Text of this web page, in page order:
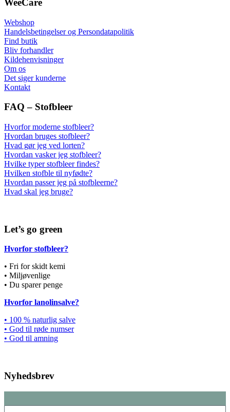
WeeCare
Webshop
Handelsbetingelser og Persondatapolitik
Find butik
Bliv forhandler
Kildehenvisninger
Om os
Det siger kunderne
Kontakt
FAQ – Stofbleer
Hvorfor moderne stofbleer?
Hvordan bruges stofbleer?
Hvad gør jeg ved lorten?
Hvordan vasker jeg stofbleer?
Hvilke typer stofbleer findes?
Hvilken stofble til nyfødte?
Hvordan passer jeg på stofbleerne?
Hvad skal jeg bruge?
Let’s go green
Hvorfor stofbleer?
• Fri for skidt kemi
• Miljøvenlige
• Du sparer penge
Hvorfor lanolinsalve?
• 100 % naturlig salve
• God til røde numser
• God til amning
Nyhedsbrev